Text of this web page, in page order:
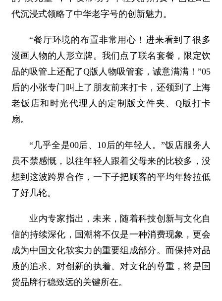
代沉浸式领略了中华老字号的创新魅力。
“餐厅环境的布置非常用心！进来看到了很多
漫画人物的人形立牌。我们点了联名套餐，限定饮
品的吸管上还配了Q版人物吸管套，诚意满满！”05
后的小张专门叫上了朋友前来打卡，还领到了上海
老饭店和时光代理人的定制版文件夹、Q版打卡
扇。
“几乎全是00后、10后的年轻人。”饭店服务人
员不禁感慨，以往年轻人跟着父母来的比较多，没
想到这波跨界合作，一下子把顾客的平均年龄拉低
了好几轮。
业内专家指出，未来，随着科技创新与文化自
信的持续深化，国潮将不仅是一种消费现象，更会
成为中国文化软实力的重要组成部分。而保持对品
质的追求、对创新的执着、对文化的尊重，将是国
货品牌行稳致远的关键所在。